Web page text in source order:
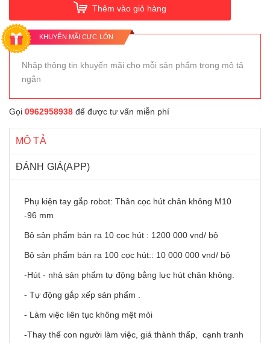
Thêm vào giỏ hàng
KHUYẾN MÃI CỰC LỚN
Nhập thông tin khuyến mãi cho mỗi sản phẩm trong mô tả
ngắn
Gọi 0962958938 để được tư vấn miễn phí
MÔ TẢ
ĐÁNH GIÁ(APP)
Phụ kiện tay gắp robot: Thân cọc hút chân không M10
-96 mm
Bộ sản phẩm bán ra 10 cọc hút : 1200 000 vnd/ bộ
Bộ sản phẩm bán ra 100 cọc hút:: 10 000 000 vnd/ bộ
-Hút - nhả sản phẩm tự động bằng lực hút chân không.
- Tự động gắp xếp sản phẩm .
- Làm việc liên tục không mệt mỏi
-Thay thế con người làm việc, giá thành thấp, cạnh tranh